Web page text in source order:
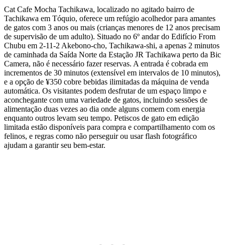
Cat Cafe Mocha Tachikawa, localizado no agitado bairro de
Tachikawa em Tóquio, oferece um refúgio acolhedor para amantes
de gatos com 3 anos ou mais (crianças menores de 12 anos precisam
de supervisão de um adulto). Situado no 6º andar do Edifício From
Chubu em 2-11-2 Akebono-cho, Tachikawa-shi, a apenas 2 minutos
de caminhada da Saída Norte da Estação JR Tachikawa perto da Bic
Camera, não é necessário fazer reservas. A entrada é cobrada em
incrementos de 30 minutos (extensível em intervalos de 10 minutos),
e a opção de ¥350 cobre bebidas ilimitadas da máquina de venda
automática. Os visitantes podem desfrutar de um espaço limpo e
aconchegante com uma variedade de gatos, incluindo sessões de
alimentação duas vezes ao dia onde alguns comem com energia
enquanto outros levam seu tempo. Petiscos de gato em edição
limitada estão disponíveis para compra e compartilhamento com os
felinos, e regras como não perseguir ou usar flash fotográfico
ajudam a garantir seu bem-estar.